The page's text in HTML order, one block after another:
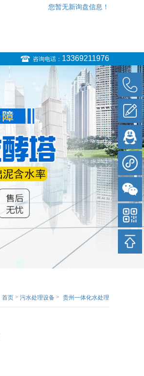
您暂无新询盘信息！
咨询电话： 13369211976
首页 > 污水处理设备 > 贵州一体化水处理